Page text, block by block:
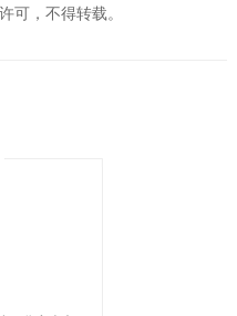
可，不得转载。